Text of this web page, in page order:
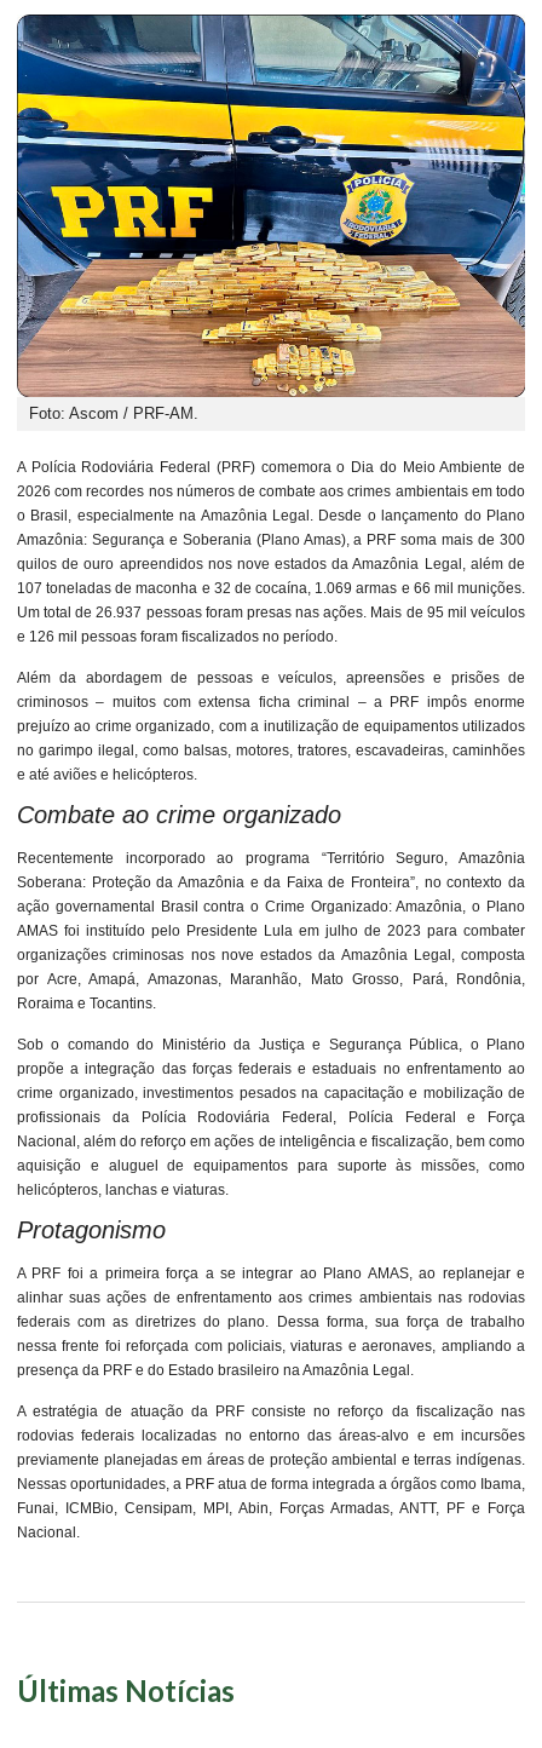
Foto: Ascom / PRF-AM.
A Polícia Rodoviária Federal (PRF) comemora o Dia do Meio Ambiente de
2026 com recordes nos números de combate aos crimes ambientais em todo
o Brasil, especialmente na Amazônia Legal. Desde o lançamento do Plano
Amazônia: Segurança e Soberania (Plano Amas), a PRF soma mais de 300
quilos de ouro apreendidos nos nove estados da Amazônia Legal, além de
107 toneladas de maconha e 32 de cocaína, 1.069 armas e 66 mil munições.
Um total de 26.937 pessoas foram presas nas ações. Mais de 95 mil veículos
e 126 mil pessoas foram fiscalizados no período.
Além da abordagem de pessoas e veículos, apreensões e prisões de
criminosos – muitos com extensa ficha criminal – a PRF impôs enorme
prejuízo ao crime organizado, com a inutilização de equipamentos utilizados
no garimpo ilegal, como balsas, motores, tratores, escavadeiras, caminhões
e até aviões e helicópteros.
Combate ao crime organizado
Recentemente incorporado ao programa “Território Seguro, Amazônia
Soberana: Proteção da Amazônia e da Faixa de Fronteira”, no contexto da
ação governamental Brasil contra o Crime Organizado: Amazônia, o Plano
AMAS foi instituído pelo Presidente Lula em julho de 2023 para combater
organizações criminosas nos nove estados da Amazônia Legal, composta
por Acre, Amapá, Amazonas, Maranhão, Mato Grosso, Pará, Rondônia,
Roraima e Tocantins.
Sob o comando do Ministério da Justiça e Segurança Pública, o Plano
propõe a integração das forças federais e estaduais no enfrentamento ao
crime organizado, investimentos pesados na capacitação e mobilização de
profissionais da Polícia Rodoviária Federal, Polícia Federal e Força
Nacional, além do reforço em ações de inteligência e fiscalização, bem como
aquisição e aluguel de equipamentos para suporte às missões, como
helicópteros, lanchas e viaturas.
Protagonismo
A PRF foi a primeira força a se integrar ao Plano AMAS, ao replanejar e
alinhar suas ações de enfrentamento aos crimes ambientais nas rodovias
federais com as diretrizes do plano. Dessa forma, sua força de trabalho
nessa frente foi reforçada com policiais, viaturas e aeronaves, ampliando a
presença da PRF e do Estado brasileiro na Amazônia Legal.
A estratégia de atuação da PRF consiste no reforço da fiscalização nas
rodovias federais localizadas no entorno das áreas-alvo e em incursões
previamente planejadas em áreas de proteção ambiental e terras indígenas.
Nessas oportunidades, a PRF atua de forma integrada a órgãos como Ibama,
Funai, ICMBio, Censipam, MPI, Abin, Forças Armadas, ANTT, PF e Força
Nacional.
Últimas Notícias